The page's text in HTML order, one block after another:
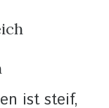
ist steif,